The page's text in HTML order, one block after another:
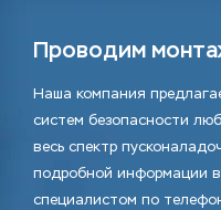
Проводим
Наша компания
систем безопасности
весь спектр
подробной информации
специалистом по